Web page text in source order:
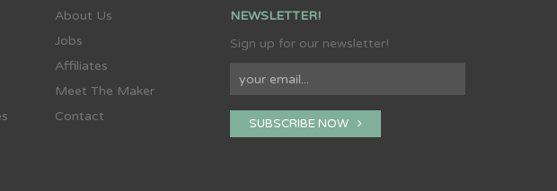
About Us
Jobs
Affiliates
Meet The Maker
Contact
NEWSLETTER!
Sign up for our newsletter!
SUBSCRIBE NOW